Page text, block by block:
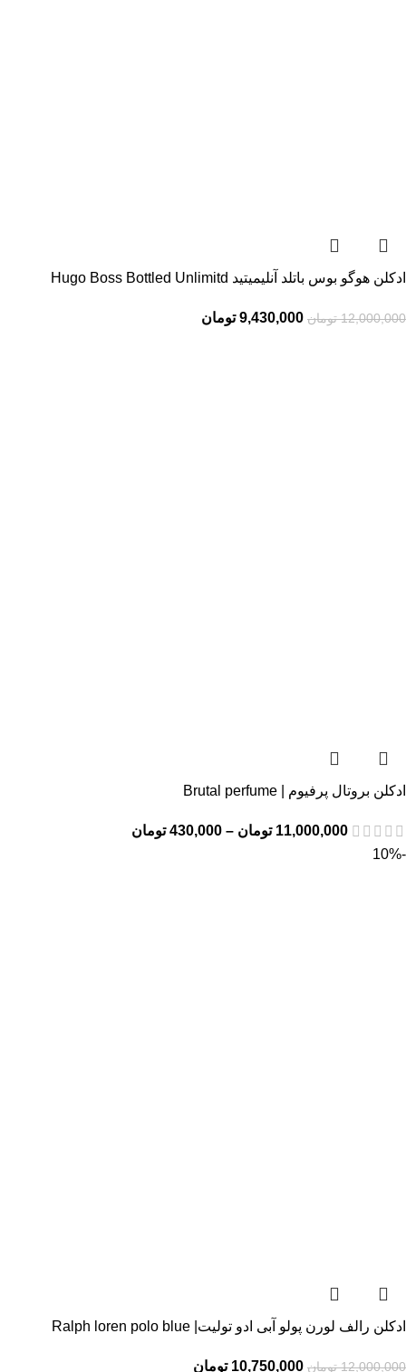
ادکلن هوگو بوس باتلد آنلیمیتید Hugo Boss Bottled Unlimitd
12,000,000 تومان 9,430,000 تومان
ادکلن بروتال پرفیوم | Brutal perfume
11,000,000 تومان –
430,000 تومان
-10%
ادکلن رالف لورن پولو آبی ادو تولیت| Ralph loren polo blue
12,000,000 تومان 10,750,000 تومان